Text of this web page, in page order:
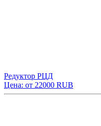
Редуктор РЦД
Цена: от 22000 RUB